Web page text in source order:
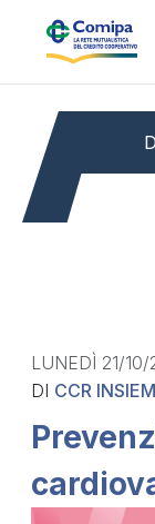
LUNEDÌ 21/
DI CCR